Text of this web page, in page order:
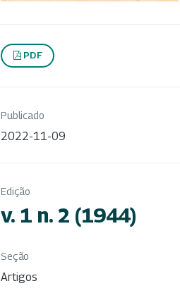
PDF
Publicado
2022-11-09
Edição
v. 1 n. 2 (1944)
Seção
Artigos